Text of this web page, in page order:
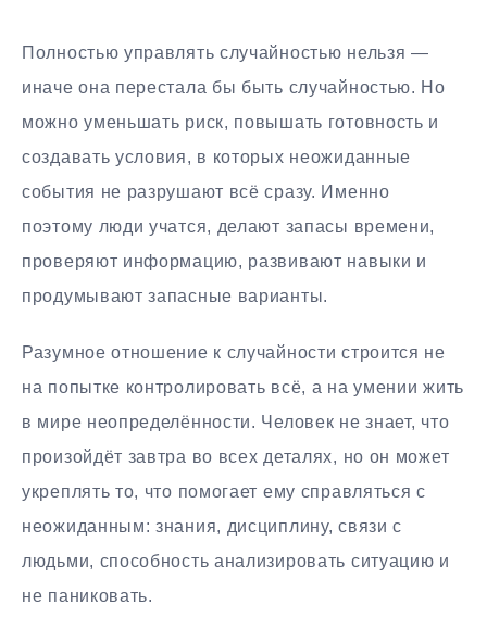
Полностью управлять случайностью нельзя —
иначе она перестала бы быть случайностью. Но
можно уменьшать риск, повышать готовность и
создавать условия, в которых неожиданные
события не разрушают всё сразу. Именно
поэтому люди учатся, делают запасы времени,
проверяют информацию, развивают навыки и
продумывают запасные варианты.
Разумное отношение к случайности строится не
на попытке контролировать всё, а на умении жить
в мире неопределённости. Человек не знает, что
произойдёт завтра во всех деталях, но он может
укреплять то, что помогает ему справляться с
неожиданным: знания, дисциплину, связи с
людьми, способность анализировать ситуацию и
не паниковать.